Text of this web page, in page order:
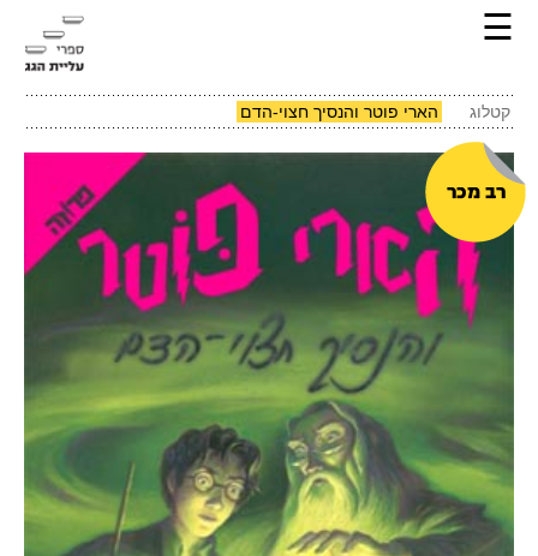
☰
קטלוג הארי פוטר והנסיך חצוי-הדם